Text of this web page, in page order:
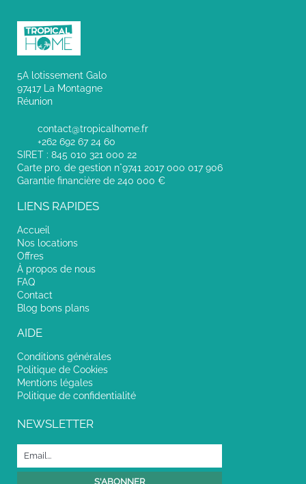
5A lotissement Galo
97417 La Montagne
Réunion
contact@tropicalhome.fr
+262 692 67 24 60
SIRET : 845 010 321 000 22
Carte pro. de gestion n°9741 2017 000 017 906
Garantie financière de 240 000 €
LIENS RAPIDES
Accueil
Nos locations
Offres
À propos de nous
FAQ
Contact
Blog bons plans
AIDE
Conditions générales
Politique de Cookies
Mentions légales
Politique de confidentialité
NEWSLETTER